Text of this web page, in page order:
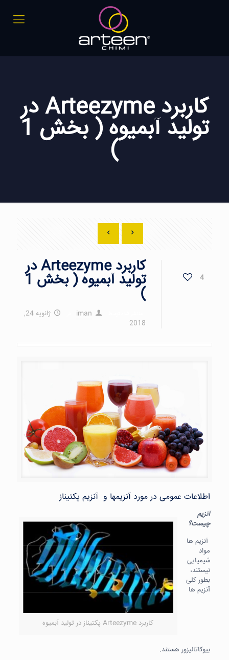
کاربرد Arteezyme در
تولید آبمیوه ( بخش 1
)
4
کاربرد Arteezyme در
تولید آبمیوه ( بخش 1
)
iman
ژانویه 24,
2018
اطلاعات عمومی در مورد آنزیمها و آنزیم پکتیناز
کاربرد Arteezyme پکتیناز در تولید آبمیوه
آنزیم
چیست؟
آنزیم ها
مواد
شیمیایی
نیستند،
بطور کلی
آنزیم ها
بیوکاتالیزور هستند.